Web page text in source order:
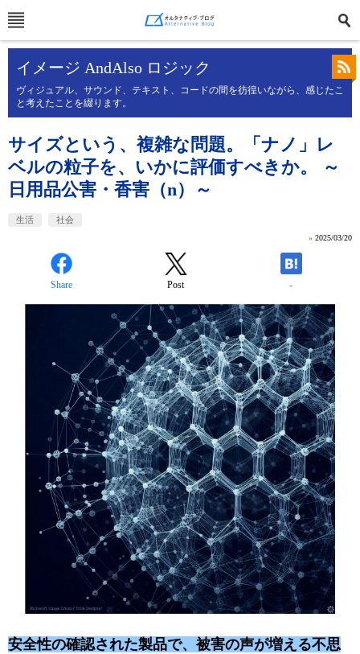
イメージ AndAlso ロジック
ヴィジュアル、サウンド、テキスト、コードの間を彷徨いながら、感じたこ
と考えたことを綴ります。
サイズという、複雑な問題。「ナノ」レ
ベルの粒子を、いかに評価すべきか。 ～
日用品公害・香害（n）～
生活 社会
» 2025/03/20
Share Post -
安全性の確認された製品で、被害の声が増える不思